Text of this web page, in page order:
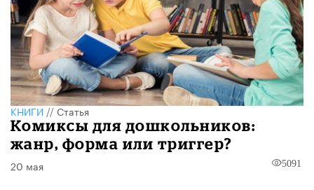
КНИГИ//Статья
Комиксы для дошкольников:
жанр, форма или триггер?
20 мая 5091